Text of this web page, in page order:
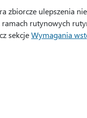
zbiorcze ulepszenia
rutynowych
sekcjeWymagania